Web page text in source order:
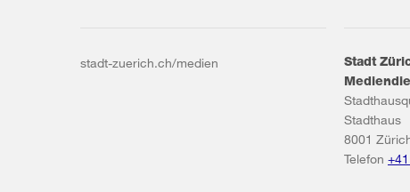
stadt-zuerich.ch/medien
Stadt
Stadthaus
8001
Telefon